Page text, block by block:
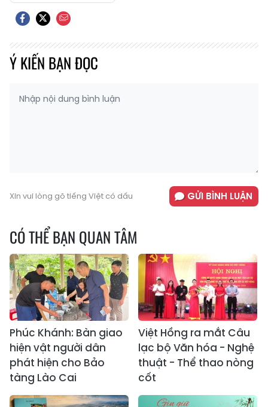
Ý KIẾN BẠN ĐỌC
Xin vui lòng gõ tiếng Việt có dấu GỬI BÌNH LUẬN
CÓ THỂ BẠN QUAN TÂM
Phúc Khánh: Bàn giao
hiện vật người dân
phát hiện cho Bảo
tàng Lào Cai
Việt Hồng ra mắt Câu
lạc bộ Văn hóa - Nghệ
thuật - Thể thao nòng
cốt